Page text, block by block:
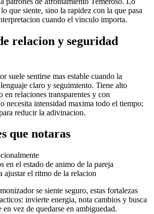
que siente, sino la rapidez con la que pasa
cuando el vinculo importa.
relacion y seguridad
suele sentirse mas estable cuando la
claro y seguimiento. Tiene alto
en relaciones transparentes y con
necesita intensidad maxima todo el tiempo;
reducir la adivinacion.
que notaras
en el estado de animo de la pareja
ajustar el ritmo de la relacion
se siente seguro, estas fortalezas
invierte energia, nota cambios y busca
vez de quedarse en ambiguedad.